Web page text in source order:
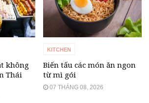
không
Thái
KITCHEN
Biến tấu các món ăn ngon
từ mì gói
07 THÁNG 08, 2026